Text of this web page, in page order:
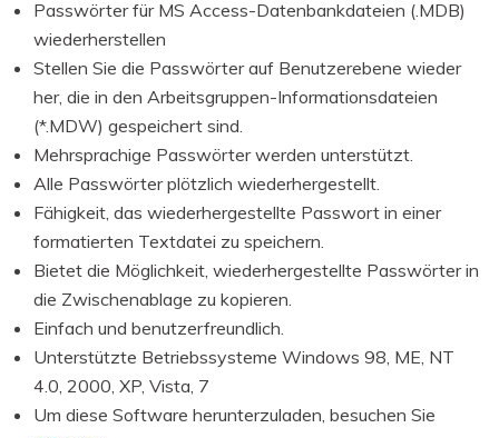
Passwörter für MS Access-Datenbankdateien (.MDB)
wiederherstellen
Stellen Sie die Passwörter auf Benutzerebene wieder
her, die in den Arbeitsgruppen-Informationsdateien
(*.MDW) gespeichert sind.
Mehrsprachige Passwörter werden unterstützt.
Alle Passwörter plötzlich wiederhergestellt.
Fähigkeit, das wiederhergestellte Passwort in einer
formatierten Textdatei zu speichern.
Bietet die Möglichkeit, wiederhergestellte Passwörter in
die Zwischenablage zu kopieren.
Einfach und benutzerfreundlich.
Unterstützte Betriebssysteme Windows 98, ME, NT
4.0, 2000, XP, Vista, 7
Um diese Software herunterzuladen, besuchen Sie